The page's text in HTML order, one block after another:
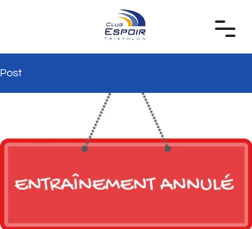
Post